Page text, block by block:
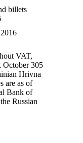
billets
VAT,
305
Hrivna
are as of
Bank of
Russian